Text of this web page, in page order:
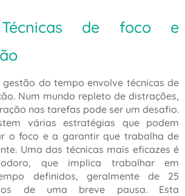
de foco e
do tempo envolve técnicas de
Num mundo repleto de distrações,
nas tarefas pode ser um desafio.
várias estratégias que podem
o foco e a garantir que trabalha de
Uma das técnicas mais eficazes é
que implica trabalhar em
definidos, geralmente de 25
de uma breve pausa. Esta